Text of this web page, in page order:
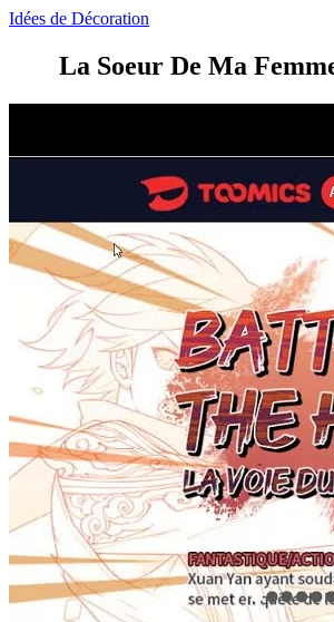
Idées de Décoration
La Soeur De Ma